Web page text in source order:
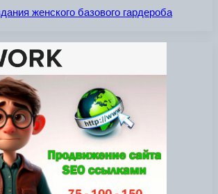
женского базового гардероба